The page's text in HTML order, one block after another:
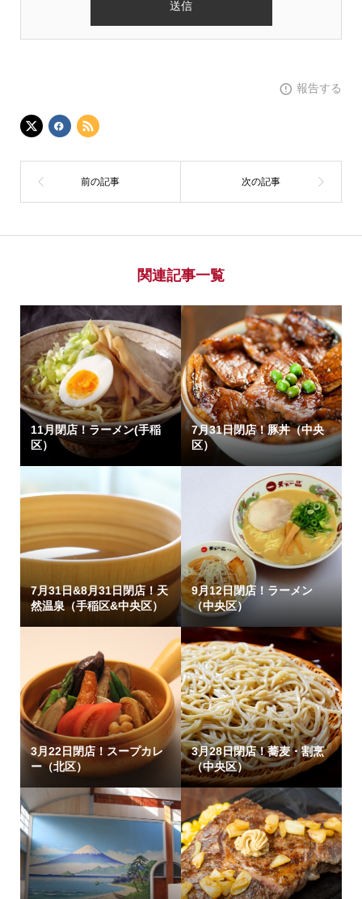
報告する
関連記事一覧
11月閉店！ラーメン(手稲
区）
7月31日閉店！豚丼（中央
区）
7月31日&8月31日閉店！天
然温泉（手稲区&中央区）
9月12日閉店！ラーメン
（中央区）
3月22日閉店！スープカレ
ー（北区）
3月28日閉店！蕎麦・割烹
（中央区）